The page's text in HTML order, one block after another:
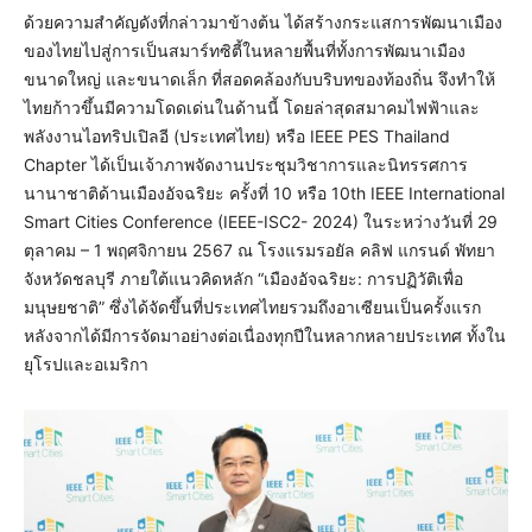
ด้วยความสำคัญดังที่กล่าวมาข้างต้น ได้สร้างกระแสการพัฒนาเมือง
ของไทยไปสู่การเป็นสมาร์ทซิตี้ในหลายพื้นที่ทั้งการพัฒนาเมือง
ขนาดใหญ่ และขนาดเล็ก ที่สอดคล้องกับบริบทของท้องถิ่น จึงทำให้
ไทยก้าวขึ้นมีความโดดเด่นในด้านนี้ โดยล่าสุดสมาคมไฟฟ้าและ
พลังงานไอทริปเปิลอี (ประเทศไทย) หรือ IEEE PES Thailand
Chapter ได้เป็นเจ้าภาพจัดงานประชุมวิชาการและนิทรรศการ
นานาชาติด้านเมืองอัจฉริยะ ครั้งที่ 10 หรือ 10th IEEE International
Smart Cities Conference (IEEE-ISC2- 2024) ในระหว่างวันที่ 29
ตุลาคม – 1 พฤศจิกายน 2567 ณ โรงแรมรอยัล คลิฟ แกรนด์ พัทยา
จังหวัดชลบุรี ภายใต้แนวคิดหลัก “เมืองอัจฉริยะ: การปฏิวัติเพื่อ
มนุษยชาติ” ซึ่งได้จัดขึ้นที่ประเทศไทยรวมถึงอาเซียนเป็นครั้งแรก
หลังจากได้มีการจัดมาอย่างต่อเนื่องทุกปีในหลากหลายประเทศ ทั้งใน
ยุโรปและอเมริกา